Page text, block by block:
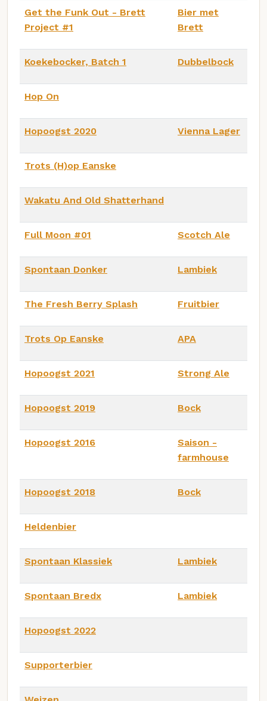
Get the Funk Out - Brett
Project #1
Bier met
Brett
Koekebocker, Batch 1 Dubbelbock
Hop On
Hopoogst 2020 Vienna Lager
Trots (H)op Eanske
Wakatu And Old Shatterhand
Full Moon #01 Scotch Ale
Spontaan Donker Lambiek
The Fresh Berry Splash Fruitbier
Trots Op Eanske APA
Hopoogst 2021 Strong Ale
Hopoogst 2019 Bock
Hopoogst 2016
Saison -
farmhouse
Hopoogst 2018 Bock
Heldenbier
Spontaan Klassiek Lambiek
Spontaan Bredx Lambiek
Hopoogst 2022
Supporterbier